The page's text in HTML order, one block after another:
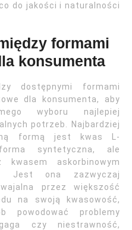
do jakości i naturalności
formami
konsumenta
dostępnymi formami
dla konsumenta, aby
wyboru najlepiej
potrzeb. Najbardziej
formą jest kwas L-
syntetyczna, ale
askorbinowym
Jest ona zazwyczaj
przez większość
na swoją kwasowość,
powodować problemy
czy niestrawność,